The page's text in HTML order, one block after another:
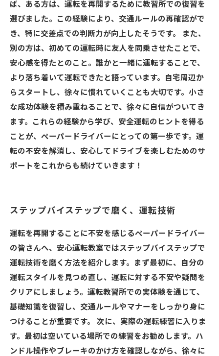
ば、ある方は、運転を再開するために教習所での復習を
選びました。この経験により、交通ルールの再確認がで
き、特に交差点での判断力が向上したそうです。 また、
別の方は、初めての運転時に友人を同乗させたことで、
安心感を得たとのこと。誰かと一緒に運転することで、
より落ち着いて運転できたと語っています。自宅周辺か
らスタートし、徐々に慣れていくことも大切です。小さ
な成功体験を積み重ねることで、徐々に自信がついてき
ます。これらの経験から学び、安全運転のヒントを得る
ことが、ペーパードライバーにとっての第一歩です。運
転の不安を解消し、安心してドライブを楽しむためのサ
ポートをこれからも続けていきます！
ステップバイステップで磨く、運転技術
運転を再開することに不安を感じるペーパードライバー
の皆さんへ、安心運転教室ではステップバイステップで
運転技術を磨く方法を紹介します。まず最初に、自分の
運転スタイルを見つめ直し、運転に対する不安や疑問を
クリアにしましょう。運転教習所での実体験を通じて、
基礎知識を復習し、交通ルールやマナーをしっかり身に
つけることが重要です。 次に、実際の運転練習に入りま
す。最初は空いている場所での練習をお勧めします。ハ
ンドル操作やブレーキのかけ方を確認しながら、徐々に